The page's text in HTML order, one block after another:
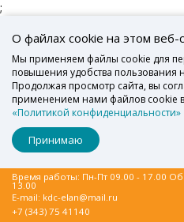
;
О файлах cookie на этом веб-
Мы применяем файлы cookie для
повышения удобства пользования
Продолжая просмотр сайта, вы
применением нами файлов cookie в
«Политикой конфиденциальности»
Принимаю
Время работы: Пн-Пт 09.00 - 17.00
13.00
E-mail: kdc-elan@mail.ru
+7 (343) 75 41140